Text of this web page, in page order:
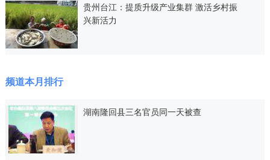
贵州台江：提质升级产业集群 激活乡村振
兴新活力
频道本月排行
湖南隆回县三名官员同一天被查